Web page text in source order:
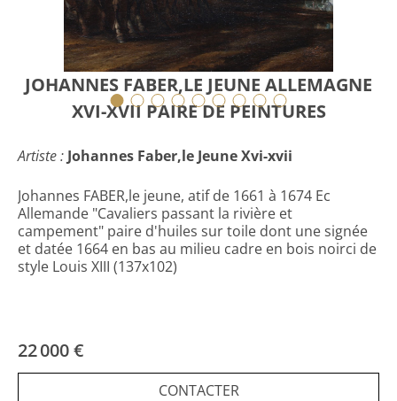
JOHANNES FABER,LE JEUNE ALLEMAGNE
XVI-XVII PAIRE DE PEINTURES
Artiste : Johannes Faber,le Jeune Xvi-xvii
Johannes FABER,le jeune, atif de 1661 à 1674 Ec
Allemande "Cavaliers passant la rivière et
campement" paire d'huiles sur toile dont une signée
et datée 1664 en bas au milieu cadre en bois noirci de
style Louis XIII (137x102)
22 000 €
CONTACTER